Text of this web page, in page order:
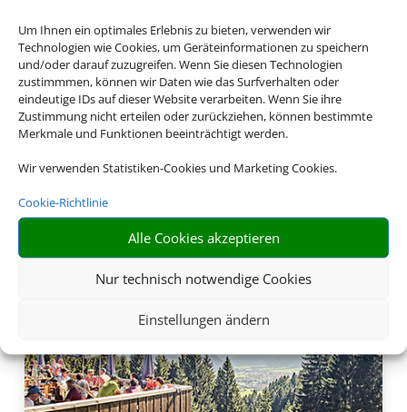
Um Ihnen ein optimales Erlebnis zu bieten, verwenden wir
Technologien wie Cookies, um Geräteinformationen zu speichern
und/oder darauf zuzugreifen. Wenn Sie diesen Technologien
zustimmmen, können wir Daten wie das Surfverhalten oder
eindeutige IDs auf dieser Website verarbeiten. Wenn Sie ihre
Zustimmung nicht erteilen oder zurückziehen, können bestimmte
Merkmale und Funktionen beeinträchtigt werden.
Wir verwenden Statistiken-Cookies und Marketing Cookies.
Cookie-Richtlinie
Alle Cookies akzeptieren
Nur technisch notwendige Cookies
Einstellungen ändern
Buchen Sie jetzt Ihren
Urlaub in Bayern